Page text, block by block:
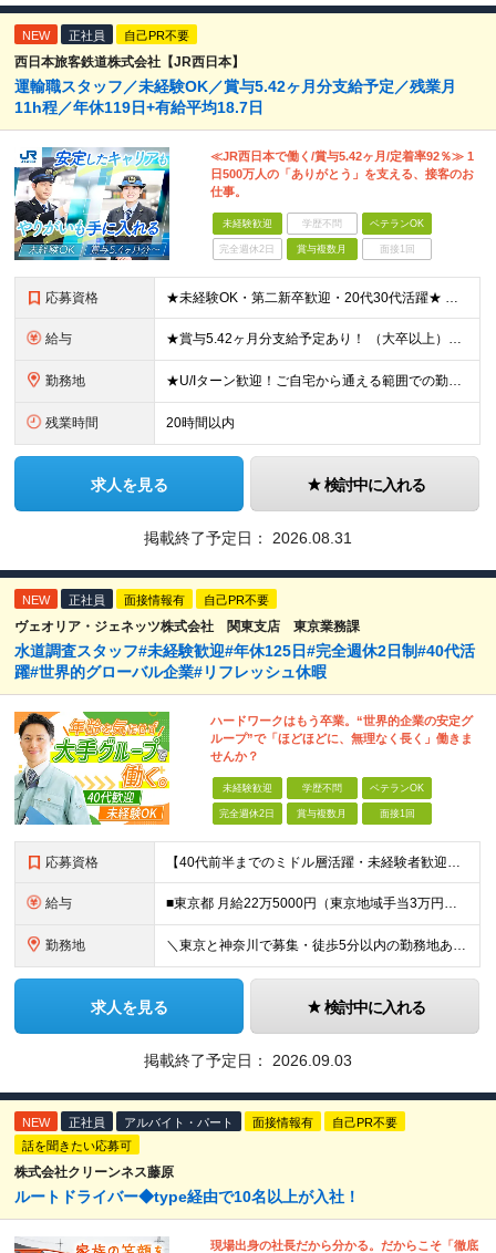
NEW 正社員 自己PR不要
西日本旅客鉄道株式会社【JR西日本】
運輸職スタッフ／未経験OK／賞与5.42ヶ月分支給予定／残業月
11h程／年休119日+有給平均18.7日
≪JR西日本で働く/賞与5.42ヶ月/定着率92％≫ 1
日500万人の「ありがとう」を支える、接客のお
仕事。
未経験歓迎 学歴不問 ベテランOK
完全週休2日 賞与複数月 面接1回
応募資格 ★未経験OK・第二新卒歓迎・20代30代活躍★ ☆高卒以上 ☆社会人経験（就労経験）がある方 業界・ポジション・年数は不問です！ 「誰もが知る大手企業で働きたい」 「1人より、チームで仕事がした
給与 ★賞与5.42ヶ月分支給予定あり！ （大卒以上）月給24万1,692円～39万5,780円＋各種手当＋賞与2回 （高卒以上）月給22万2,662円～39万5,780円＋各種手当＋賞与2回 ※上記は
勤務地 ★U/Iターン歓迎！ご自宅から通える範囲での勤務となります ★JR西日本本社（大阪市北区）または、当社事業エリア内（北陸から北九州まで）の各支社で勤務 ※関西に本社あり※ 〈近畿エリア〉 三重県（
残業時間 20時間以内
求人を見る 検討中に入れる
掲載終了予定日： 2026.08.31
NEW 正社員 面接情報有 自己PR不要
ヴェオリア・ジェネッツ株式会社 関東支店 東京業務課
水道調査スタッフ#未経験歓迎#年休125日#完全週休2日制#40代活
躍#世界的グローバル企業#リフレッシュ休暇
ハードワークはもう卒業。“世界的企業の安定グ
ループ”で「ほどほどに、無理なく長く」働きま
せんか？
未経験歓迎 学歴不問 ベテランOK
完全週休2日 賞与複数月 面接1回
応募資格 【40代前半までのミドル層活躍・未経験者歓迎】 ●高卒以上 ●要普通自動車免許（AT限定可） ※特別な知識や経験は一切不要です！ ＜こんな方を歓迎します＞ ・安定した企業で、定年まで長く働き続けたい
給与 ■東京都 月給22万5000円（東京地域手当3万円含）～25万円＋残業代全額支給＋各種手当 ■神奈川県 月給19万5000円～24万円＋残業代全額支給＋各種手当 ※年齢・経験を考慮し決定 ※試用期
勤務地 ＼東京と神奈川で募集・徒歩5分以内の勤務地あり／ ■根岸事務所 東京都台東区根岸5-6-14 根岸5光ビル ■阿佐ヶ谷事務所 東京都杉並区成田東4-38-25 ■大橋事務所 東京都目黒区大橋2-8-1
求人を見る 検討中に入れる
掲載終了予定日： 2026.09.03
NEW 正社員 アルバイト・パート 面接情報有
自己PR不要
話を聞きたい応募可
株式会社クリーンネス藤原
ルートドライバー◆type経由で10名以上が入社！
現場出身の社長だから分かる。だからこそ「徹底